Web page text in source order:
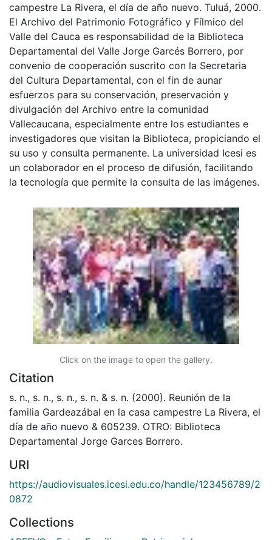
campestre La Rivera, el día de año nuevo. Tuluá, 2000.
El Archivo del Patrimonio Fotográfico y Fílmico del
Valle del Cauca es responsabilidad de la Biblioteca
Departamental del Valle Jorge Garcés Borrero, por
convenio de cooperación suscrito con la Secretaria
del Cultura Departamental, con el fin de aunar
esfuerzos para su conservación, preservación y
divulgación del Archivo entre la comunidad
Vallecaucana, especialmente entre los estudiantes e
investigadores que visitan la Biblioteca, propiciando el
su uso y consulta permanente. La universidad Icesi es
un colaborador en el proceso de difusión, facilitando
la tecnología que permite la consulta de las imágenes.
Click on the image to open the gallery.
Citation
s. n., s. n., s. n., s. n. & s. n. (2000). Reunión de la
familia Gardeazábal en la casa campestre La Rivera, el
día de año nuevo & 605239. OTRO: Biblioteca
Departamental Jorge Garces Borrero.
URI
https://audiovisuales.icesi.edu.co/handle/123456789/2
0872
Collections